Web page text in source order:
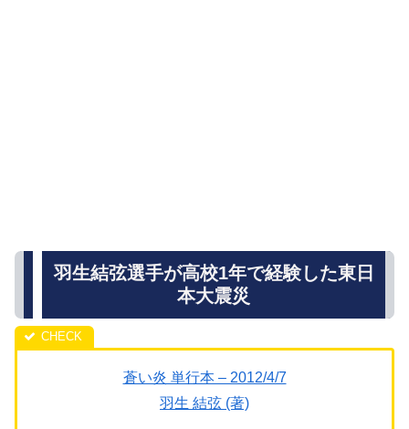
羽生結弦選手が高校1年で経験した東日
本大震災
蒼い炎 単行本 – 2012/4/7
羽生 結弦 (著)